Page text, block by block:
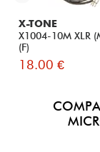
X-TONE
X1004-10M XLR
(F)
18.00 €